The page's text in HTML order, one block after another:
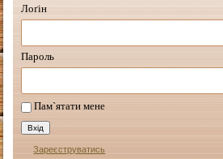
Лоґін
Пароль
Пам`ятати мене
Зареєструватись